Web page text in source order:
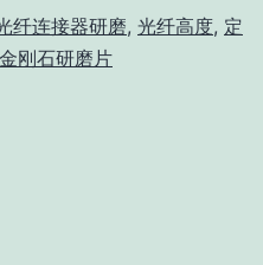
纤连接器研磨, 光纤高度, 定
金刚石研磨片